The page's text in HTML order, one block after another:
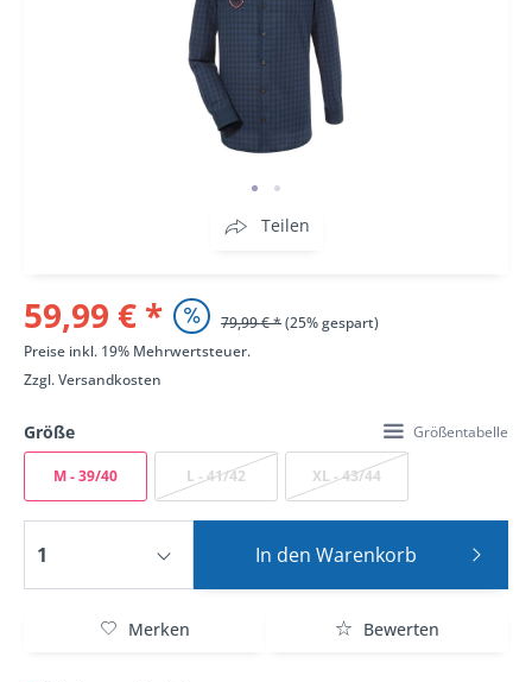
Teilen
59,99 € * 79,99 € *(25% gespart)
Preise inkl. 19% Mehrwertsteuer.
Zzgl.Versandkosten
Größe Größentabelle
M - 39/40 L - 41/42 XL - 43/44
In den Warenkorb
Merken Bewerten